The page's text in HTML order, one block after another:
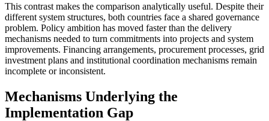
This contrast makes the comparison analytically useful. Despite their
different system structures, both countries face a shared governance
problem. Policy ambition has moved faster than the delivery
mechanisms needed to turn commitments into projects and system
improvements. Financing arrangements, procurement processes, grid
investment plans and institutional coordination mechanisms remain
incomplete or inconsistent.
Mechanisms Underlying the
Implementation Gap